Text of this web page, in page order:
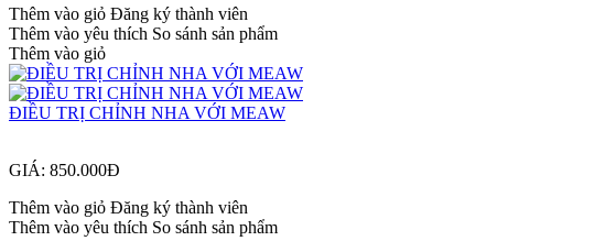
Thêm vào giỏ Đăng ký thành viên
Thêm vào yêu thích So sánh sản phẩm
Thêm vào giỏ
ĐIỀU TRỊ CHỈNH NHA VỚI MEAW
GIÁ: 850.000Đ
Thêm vào giỏ Đăng ký thành viên
Thêm vào yêu thích So sánh sản phẩm